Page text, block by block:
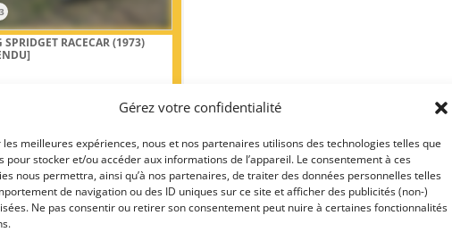
Gérez votre confidentialité
meilleures expériences, nous et nos partenaires utilisons des technologies telles que
pour stocker et/ou accéder aux informations de l’appareil. Le consentement à ces
nous permettra, ainsi qu’à nos partenaires, de traiter des données personnelles telles
de navigation ou des ID uniques sur ce site et afficher des publicités (non-)
Ne pas consentir ou retirer son consentement peut nuire à certaines fonctionnalités
SPRIDGET RACECAR (1973)
l'originale de 1973. Moteur
cm3 130cv. 680 Kg. Très rapide et
Immatriculation routière UK V5